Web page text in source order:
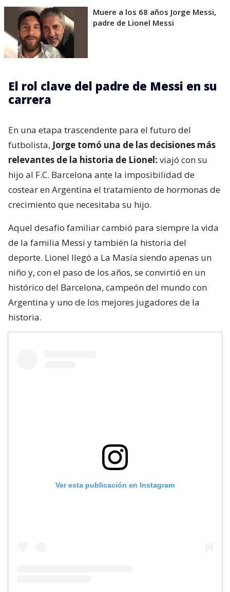
Muere a los 68 años Jorge Messi,
padre de Lionel Messi
El rol clave del padre de Messi en su
carrera
En una etapa trascendente para el futuro del
futbolista, Jorge tomó una de las decisiones más
relevantes de la historia de Lionel: viajó con su
hijo al F.C. Barcelona ante la imposibilidad de
costear en Argentina el tratamiento de hormonas de
crecimiento que necesitaba su hijo.
Aquel desafío familiar cambió para siempre la vida
de la familia Messi y también la historia del
deporte. Lionel llegó a La Masía siendo apenas un
niño y, con el paso de los años, se convirtió en un
histórico del Barcelona, campeón del mundo con
Argentina y uno de los mejores jugadores de la
historia.
Ver esta publicación en Instagram